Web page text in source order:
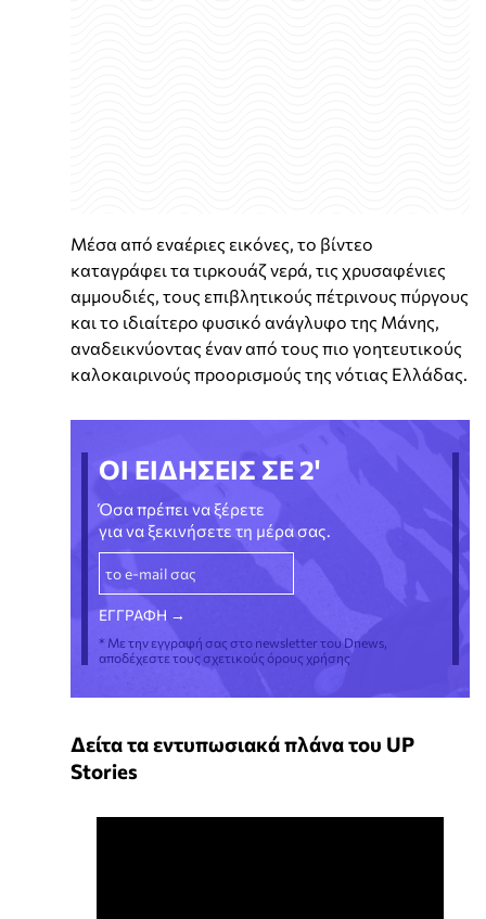
Μέσα από εναέριες εικόνες, το βίντεο
καταγράφει τα τιρκουάζ νερά, τις χρυσαφένιες
αμμουδιές, τους επιβλητικούς πέτρινους πύργους
και το ιδιαίτερο φυσικό ανάγλυφο της Μάνης,
αναδεικνύοντας έναν από τους πιο γοητευτικούς
καλοκαιρινούς προορισμούς της νότιας Ελλάδας.
ΟΙ ΕΙΔΗΣΕΙΣ ΣΕ 2'
Όσα πρέπει να ξέρετε
για να ξεκινήσετε τη μέρα σας.
* Με την εγγραφή σας στο newsletter του Dnews,
αποδέχεστε τους σχετικούς όρους χρήσης
Δείτα τα εντυπωσιακά πλάνα του UP
Stories